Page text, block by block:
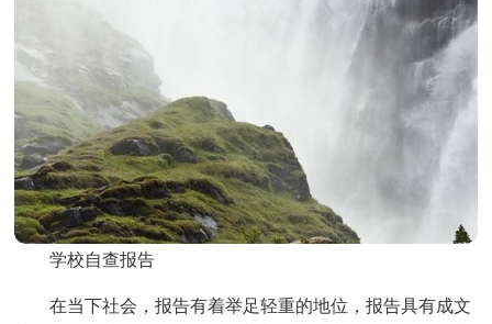
学校自查报告
在当下社会，报告有着举足轻重的地位，报告具有成文